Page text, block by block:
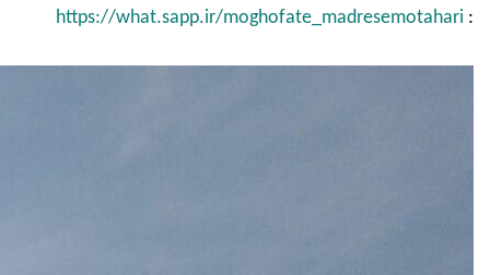
:
https://what.sapp.ir/moghofate_madresemotahari